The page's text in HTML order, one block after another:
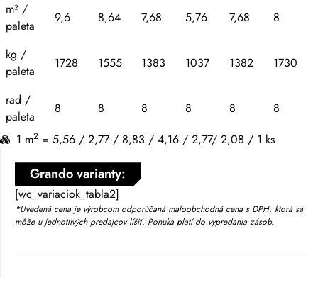
m² /
paleta
9,6 8,64 7,68 5,76 7,68 8
kg /
paleta
1728 1555 1383 1037 1382 1730
rad /
paleta
8 8 8 8 8
8
1 m2= 5,56 / 2,77 / 8,83 / 4,16 / 2,77/ 2,08 / 1 ks
Grando varianty:
[wc_variaciok_tabla2]
*Uvedená cena je výrobcom odporúčaná maloobchodná cena s DPH, ktorá sa
môže u jednotlivých predajcov líšiť. Ponuka platí do vypredania zásob.